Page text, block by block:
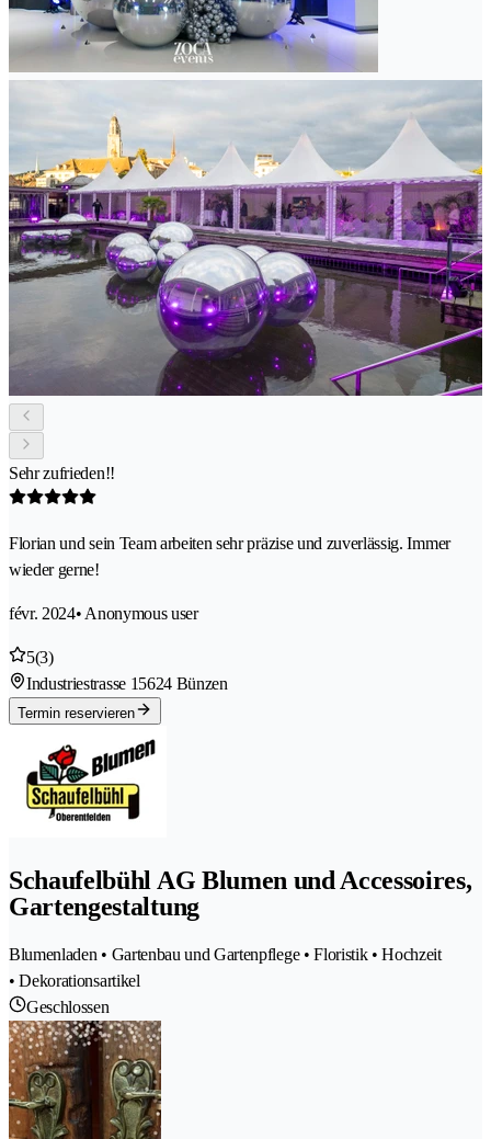
Sehr zufrieden!!
Florian und sein Team arbeiten sehr präzise und zuverlässig. Immer
wieder gerne!
févr. 2024• Anonymous user
5(3)
Industriestrasse 15624 Bünzen
Termin reservieren
Schaufelbühl AG Blumen und Accessoires,
Gartengestaltung
Blumenladen • Gartenbau und Gartenpflege • Floristik • Hochzeit
• Dekorationsartikel
Geschlossen